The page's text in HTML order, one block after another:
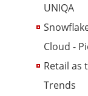
UNIQA
Cloud -
Retail as
Trends